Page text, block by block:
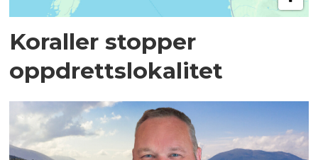
Koraller stopper
oppdrettslokalitet